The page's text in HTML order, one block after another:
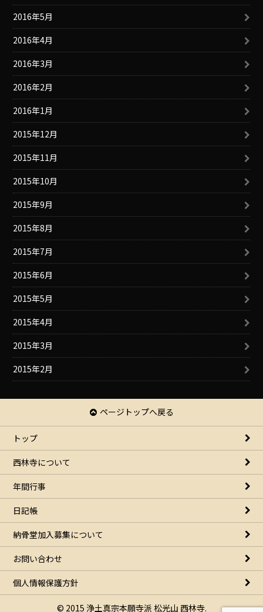
2016年5月
2016年4月
2016年3月
2016年2月
2016年1月
2015年12月
2015年11月
2015年10月
2015年9月
2015年8月
2015年7月
2015年6月
2015年5月
2015年4月
2015年3月
2015年2月
ページトップへ戻る
トップ
西林寺について
年間行事
日記帳
納骨堂加入募集について
お問い合わせ
個人情報保護方針
© 2015 浄土真宗本願寺派 松光山 西林寺.